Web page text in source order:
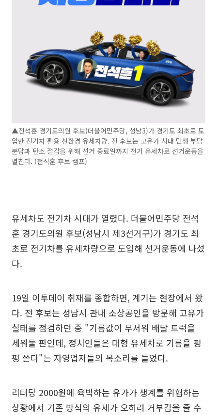
▲전석훈 경기도의원 후보(더불어민주당, 성남3)가 경기도 최초로 도
입한 전기차 활용 친환경 유세차량. 전 후보는 고유가 시대 민생 부담
분담과 탄소 절감을 위해 선거 종료일까지 전기 유세차로 선거운동을
펼친다. (전석훈 후보 캠프)
유세차도 전기차 시대가 열렸다. 더불어민주당 전석
훈 경기도의원 후보(성남시 제3선거구)가 경기도 최
초로 전기차를 유세차량으로 도입해 선거운동에 나섰
다.
19일 이투데이 취재를 종합하면, 계기는 현장에서 왔
다. 전 후보는 성남시 관내 소상공인을 방문해 고유가
실태를 점검하던 중 "기름값이 무서워 배달 트럭을
세워둘 판인데, 정치인들은 대형 유세차로 기름을 펑
펑 쓴다"는 자영업자들의 목소리를 들었다.
리터당 2000원에 육박하는 유가가 생계를 위협하는
상황에서 기존 방식의 유세가 오히려 거부감을 줄 수